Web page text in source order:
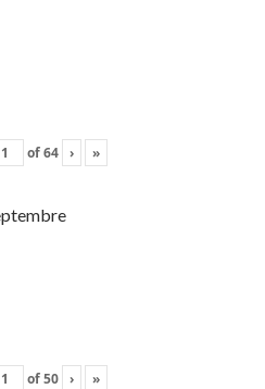
of64 › »
of50 › »